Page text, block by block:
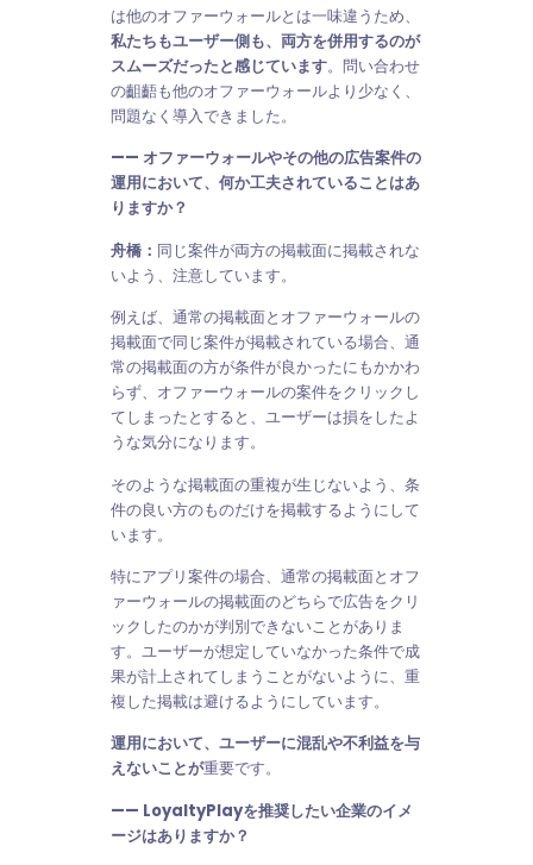
は他のオファーウォールとは一味違うため、
私たちもユーザー側も、両方を併用するのが
スムーズだったと感じています。問い合わせ
の齟齬も他のオファーウォールより少なく、
問題なく導入できました。
—— オファーウォールやその他の広告案件の
運用において、何か工夫されていることはあ
りますか？
舟橋： 同じ案件が両方の掲載面に掲載されな
いよう、注意しています。
例えば、通常の掲載面とオファーウォールの
掲載面で同じ案件が掲載されている場合、通
常の掲載面の方が条件が良かったにもかかわ
らず、オファーウォールの案件をクリックし
てしまったとすると、ユーザーは損をしたよ
うな気分になります。
そのような掲載面の重複が生じないよう、条
件の良い方のものだけを掲載するようにして
います。
特にアプリ案件の場合、通常の掲載面とオフ
ァーウォールの掲載面のどちらで広告をクリ
ックしたのかが判別できないことがありま
す。ユーザーが想定していなかった条件で成
果が計上されてしまうことがないように、重
複した掲載は避けるようにしています。
運用において、ユーザーに混乱や不利益を与
えないことが重要です。
—— LoyaltyPlayを推奨したい企業のイメ
ージはありますか？